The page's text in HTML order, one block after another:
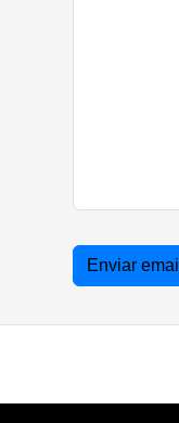
Enviar email